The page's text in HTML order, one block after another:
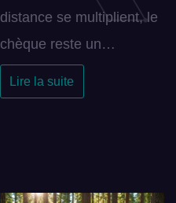
distance se multiplient, le
chèque reste un…
Lire la suite